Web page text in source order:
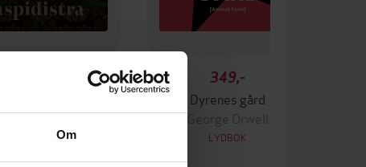
Om
Orwell
LYDBOK
349,-
Dyrenes gård
George Orwell
LYDBOK